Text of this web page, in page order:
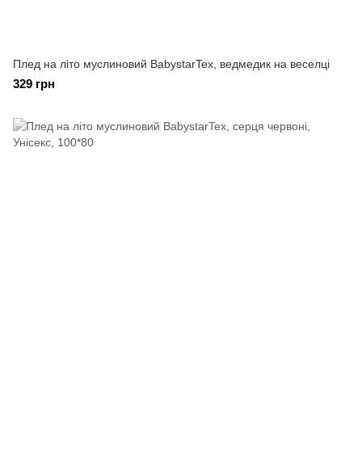
Плед на літо муслиновий BabystarTex, ведмедик на веселці
329 грн